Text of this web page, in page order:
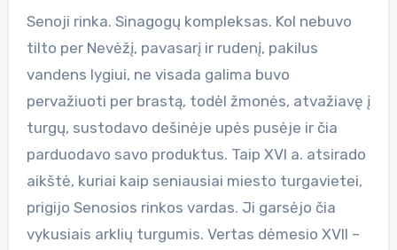
Senoji rinka. Sinagogų kompleksas. Kol nebuvo
tilto per Nevėžį, pavasarį ir rudenį, pakilus
vandens lygiui, ne visada galima buvo
pervažiuoti per brastą, todėl žmonės, atvažiavę į
turgų, sustodavo dešinėje upės pusėje ir čia
parduodavo savo produktus. Taip XVI a. atsirado
aikštė, kuriai kaip seniausiai miesto turgavietei,
prigijo Senosios rinkos vardas. Ji garsėjo čia
vykusiais arklių turgumis. Vertas dėmesio XVII –